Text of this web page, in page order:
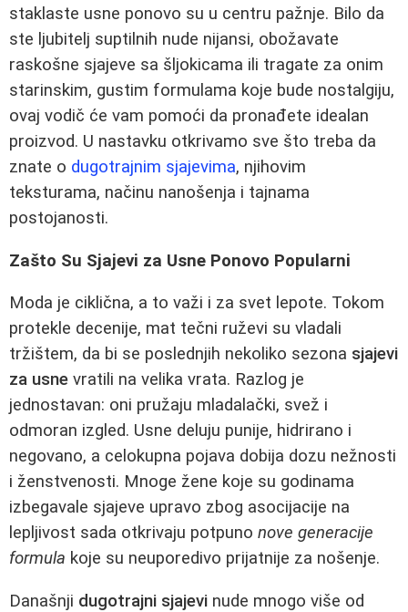
staklaste usne ponovo su u centru pažnje. Bilo da
ste ljubitelj suptilnih nude nijansi, obožavate
raskošne sjajeve sa šljokicama ili tragate za onim
starinskim, gustim formulama koje bude nostalgiju,
ovaj vodič će vam pomoći da pronađete idealan
proizvod. U nastavku otkrivamo sve što treba da
znate o dugotrajnim sjajevima, njihovim
teksturama, načinu nanošenja i tajnama
postojanosti.
Zašto Su Sjajevi za Usne Ponovo Popularni
Moda je ciklična, a to važi i za svet lepote. Tokom
protekle decenije, mat tečni ruževi su vladali
tržištem, da bi se poslednjih nekoliko sezona sjajevi
za usne vratili na velika vrata. Razlog je
jednostavan: oni pružaju mladalački, svež i
odmoran izgled. Usne deluju punije, hidrirano i
negovano, a celokupna pojava dobija dozu nežnosti
i ženstvenosti. Mnoge žene koje su godinama
izbegavale sjajeve upravo zbog asocijacije na
lepljivost sada otkrivaju potpuno nove generacije
formula koje su neuporedivo prijatnije za nošenje.
Današnji dugotrajni sjajevi nude mnogo više od